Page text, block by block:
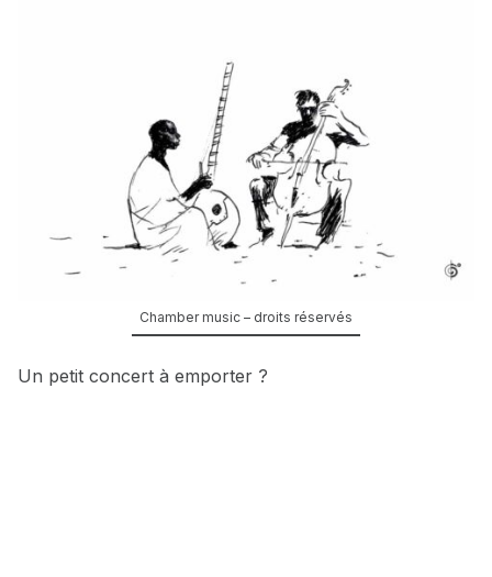
Chamber music – droits réservés
Un petit concert à emporter ?